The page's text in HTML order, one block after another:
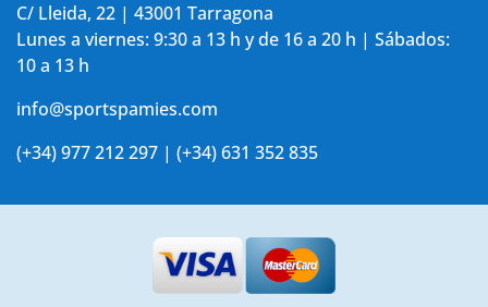
C/ Lleida, 22 | 43001 Tarragona
Lunes a viernes: 9:30 a 13 h y de 16 a 20 h | Sábados:
10 a 13 h
info@sportspamies.com
(+34) 977 212 297 | (+34) 631 352 835